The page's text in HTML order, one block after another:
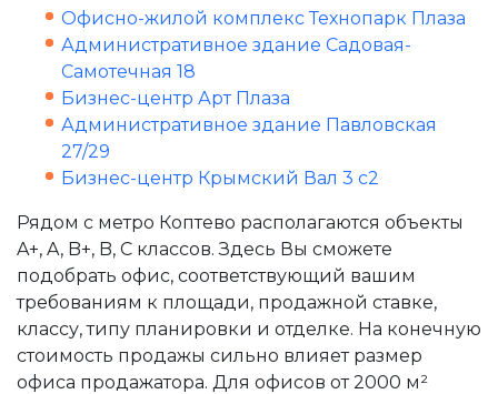
Офисно-жилой комплекс Технопарк Плаза
Административное здание Садовая-
Самотечная 18
Бизнес-центр Арт Плаза
Административное здание Павловская
27/29
Бизнес-центр Крымский Вал 3 c2
Рядом с метро Коптево располагаются объекты
A+, A, B+, B, C классов. Здесь Вы сможете
подобрать офис, соответствующий вашим
требованиям к площади, продажной ставке,
классу, типу планировки и отделке. На конечную
стоимость продажы сильно влияет размер
офиса продажатора. Для офисов от 2000 м²